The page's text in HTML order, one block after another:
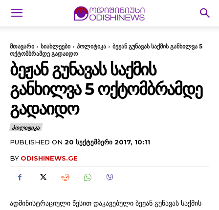
მთავარი სიახლეები პოლიტიკა
ბეჟან გუნავას საქმის განხილვა 5
ოქტომბრამდე გადაიდო
ᲑᲔᲟᲐᲜ ᲒᲣᲜᲐᲕᲐᲡ ᲡᲐᲥᲛᲘᲡ
ᲒᲐᲜᲮᲘᲚᲕᲐ 5 ᲝᲥᲢᲝᲛᲑᲠᲐᲛᲓᲔ
ᲒᲐᲓᲐᲘᲓᲝ
ᲞᲝᲚᲘᲢᲘᲙᲐ
PUBLISHED ON 20 ᲡᲔᲥᲢᲔᲛᲑᲔᲠᲘ 2017, 10:11
BY ODISHINEWS.GE
ადმინისტრაციული წესით დაკავებული ბეჟან გუნავას საქმის